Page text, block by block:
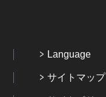
Language
サイトマップ